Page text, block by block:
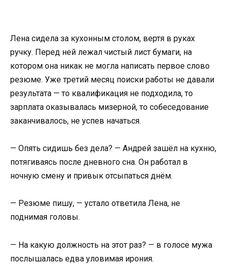
Лена сидела за кухонным столом, вертя в руках
ручку. Перед ней лежал чистый лист бумаги, на
котором она никак не могла написать первое слово
резюме. Уже третий месяц поиски работы не давали
результата — то квалификация не подходила, то
зарплата оказывалась мизерной, то собеседование
заканчивалось, не успев начаться.
— Опять сидишь без дела? — Андрей зашёл на кухню,
потягиваясь после дневного сна. Он работал в
ночную смену и привык отсыпаться днём.
— Резюме пишу, — устало ответила Лена, не
поднимая головы.
— На какую должность на этот раз? — в голосе мужа
послышалась едва уловимая ирония.